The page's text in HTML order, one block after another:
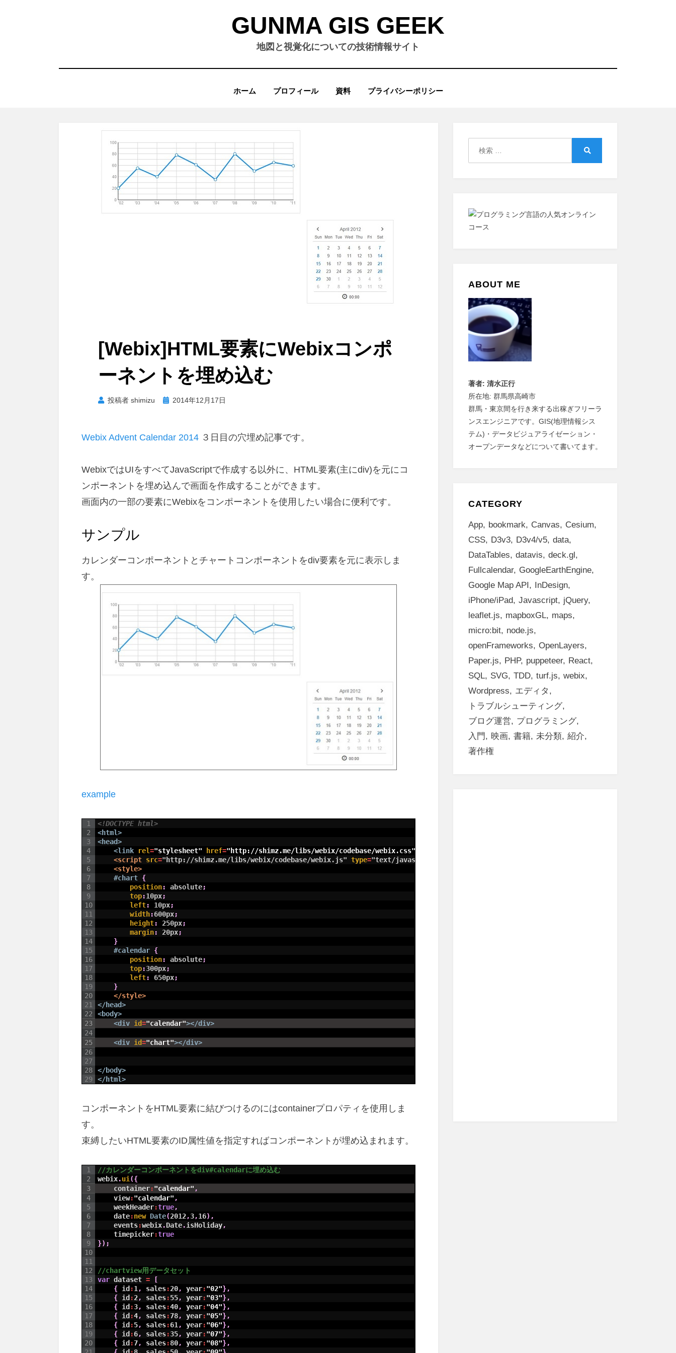
GUNMA GIS GEEK
地図と視覚化についての技術情報サイト
ホーム プロフィール 資料 プライバシーポリシー
[Webix]HTML要素にWebixコンポ
ーネントを埋め込む
投稿者shimizu
投 2014年12月17日
Webix Advent Calendar 2014 ３日目の穴埋め記事です。
WebixではUIをすべてJavaScriptで作成する以外に、HTML要素(主にdiv)を元にコ
ンポーネントを埋め込んで画面を作成することができます。
画面内の一部の要素にWebixをコンポーネントを使用したい場合に便利です。
サンプル
カレンダーコンポーネントとチャートコンポーネントをdiv要素を元に表示しま
す。
example
1
2
3
4
5
6
7
8
9
10
11
12
13
14
15
16
17
18
19
20
21
22
23
24
25
26
27
28
29
<!DOCTYPE html>
<html>
<head>
<link
rel="stylesheet" href="http://shimz.me/libs/webix/codebase/webix.css"
<script src="http://shimz.me/libs/webix/codebase/webix.js" type="text/javascript"
<style>
#chart {
position: absolute;
top:10px;
left: 10px;
width:600px;
height: 250px;
margin: 20px;
}
#calendar {
position: absolute;
top:300px;
left: 650px;
}
</style>
</head>
<body>
<div id="calendar"></div>
<div id="chart"></div>
</body>
</html>
コンポーネントをHTML要素に結びつけるのにはcontainerプロパティを使用しま
す。
束縛したいHTML要素のID属性値を指定すればコンポーネントが埋め込まれます。
1
2
3
4
5
6
7
8
9
10
11
12
13
14
15
16
17
18
19
20
webix.ui ({
container:"calendar" ,
view:"calendar" ,
weekHeader:true,
date:new Date(2012,3,16) ,
events:webix.Date.isHoliday,
timepicker:true
}) ;
//chartview用データセット
var dataset =
[
{ id :1 , sales:20, year:"02"},
{ id :2, sales:55, year:"03"},
{ id :3, sales:40, year:"04"},
{ id :4, sales:78, year:"05"},
{ id :5, sales:61 , year:"06"},
{ id :6, sales:35, year:"07"},
{ id :7, sales:80, year:"08"},
ABOUT ME
著者: 清水正行
所在地: 群馬県高崎市
群馬・東京間を行き来する出稼ぎフリーラ
ンスエンジニアです。GIS(地理情報シス
テム)・データビジュアライゼーション・
オープンデータなどについて書いてます。
CATEGORY
App bookmark Canvas
Cesium
CSS
D3v3 D3v4/v5 data
DataTables
datavis
deck.gl
Fullcalendar
GoogleEarthEngine
Google Map API
InDesign
iPhone/iPad Javascript
jQuery
leaflet.js
mapboxGL
maps
micro:bit
node.js
openFrameworks
OpenLayers
Paper.js
PHP puppeteer
React
SQL
SVG TDD turf.js
webix
Wordpress
エディタ
トラブルシューティング
ブログ運営
プログラミング
入門
映画 書籍 未分類 紹介
著作権